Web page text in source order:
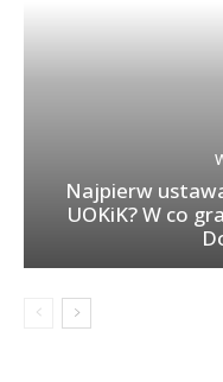
Najpierw
UOKiK? W co